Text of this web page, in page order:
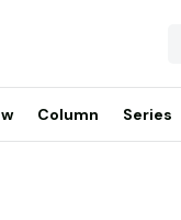
Column Series